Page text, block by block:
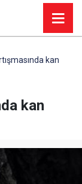
kan
kan